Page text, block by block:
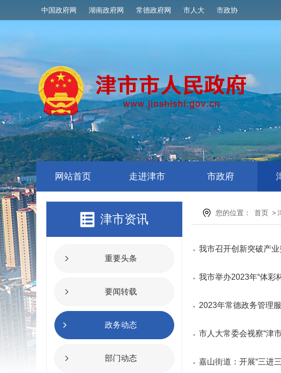
中国政府网 湖南政府网 常德政府网 市人大 市政协
网站首页 走进津市 市政府
津市资讯
重要头条
要闻转载
政务动态
部门动态
您的位置： 首页 >
我市召开创新突破产
我市举办2023年“体彩
2023年常德政务管理
市人大常委会视察“津
嘉山街道：开展“三进